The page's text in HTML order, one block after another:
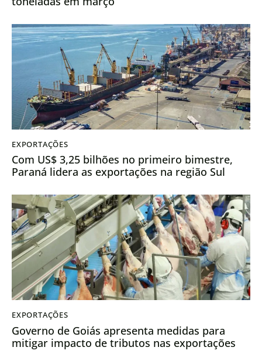
EXPORTAÇÕES
Com US$ 3,25 bilhões no primeiro bimestre,
Paraná lidera as exportações na região Sul
EXPORTAÇÕES
Governo de Goiás apresenta medidas para
mitigar impacto de tributos nas exportações